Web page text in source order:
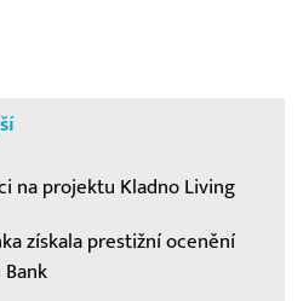
na projektu Kladno Living
získala prestižní ocenění